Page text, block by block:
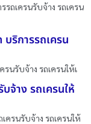
รถเครนรับจ้าง รถเครน
บริการรถเครน
รนรับจ้าง รถเครนให้เ
จ้าง รถเครนให้
ครนรับจ้าง รถเครนให้